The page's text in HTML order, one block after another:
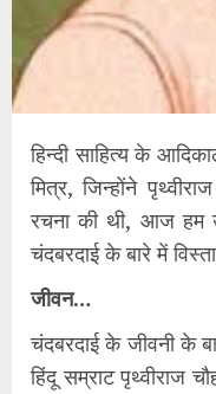
हिन्दी साहित्य के
मित्र, जिन्होंने
रचना की थी, आज हम
चंदबरदाई के बारे में
जीवन…
चंदबरदाई के जीवनी के
हिंदू सम्राट पृथ्वीराज